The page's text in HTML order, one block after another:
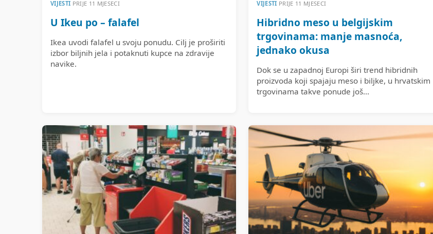
VIJESTI PRIJE 11 MJESECI
U Ikeu po – falafel
Ikea uvodi falafel u svoju ponudu. Cilj je proširiti
izbor biljnih jela i potaknuti kupce na zdravije
navike.
VIJESTI PRIJE 11 MJESECI
Hibridno meso u belgijskim
trgovinama: manje masnoća,
jednako okusa
Dok se u zapadnoj Europi širi trend hibridnih
proizvoda koji spajaju meso i biljke, u hrvatskim
trgovinama takve ponude još...